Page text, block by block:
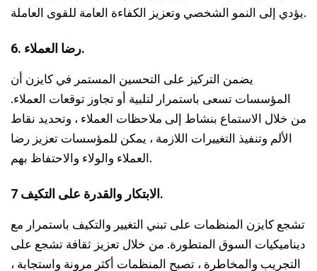
يؤدي إلى النمو الشخصي وتعزيز الكفاءة العامة للقوى العاملة.
6. رضا العملاء.
يضمن التركيز على التحسين المستمر في كايزن أن
المؤسسات تسعى باستمرار لتلبية أو تجاوز توقعات العملاء.
من خلال الاستماع بنشاط إلى ملاحظات العملاء ، وتحديد نقاط
الألم وتنفيذ التغييرات اللازمة ، يمكن للمؤسسات تعزيز رضا
العملاء والولاء والاحتفاظ بهم.
7 الابتكار والقدرة على التكيف.
تشجع كايزن المنظمات على تبني التغيير والتكيف باستمرار مع
ديناميكيات السوق المتطورة. من خلال تعزيز ثقافة تشجع على
التجريب والمخاطرة ، تصبح المنظمات أكثر مرونة واستجابة ،